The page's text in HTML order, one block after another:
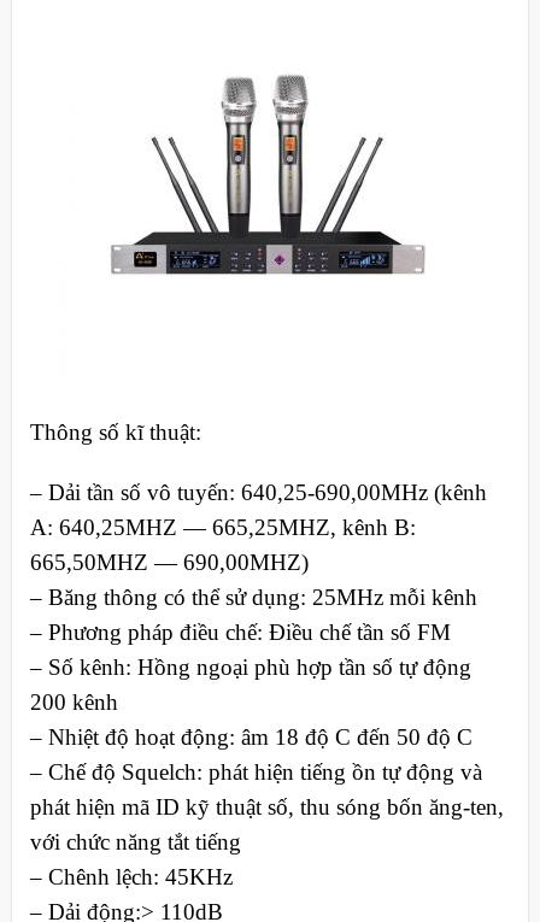
Thông số kĩ thuật:
– Dải tần số vô tuyến: 640,25-690,00MHz (kênh
A: 640,25MHZ — 665,25MHZ, kênh B:
665,50MHZ — 690,00MHZ)
– Băng thông có thể sử dụng: 25MHz mỗi kênh
– Phương pháp điều chế: Điều chế tần số FM
– Số kênh: Hồng ngoại phù hợp tần số tự động
200 kênh
– Nhiệt độ hoạt động: âm 18 độ C đến 50 độ C
– Chế độ Squelch: phát hiện tiếng ồn tự động và
phát hiện mã ID kỹ thuật số, thu sóng bốn ăng-ten,
với chức năng tắt tiếng
– Chênh lệch: 45KHz
– Dải động:> 110dB